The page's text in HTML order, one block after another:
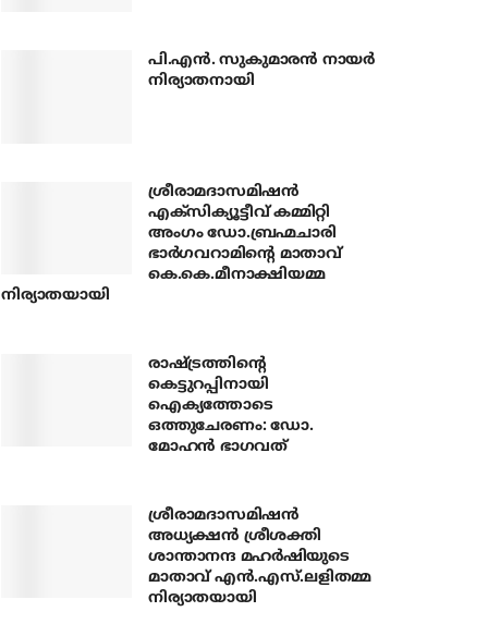
പി.എന്‍. സുകുമാരന്‍ നായര്‍
നിര്യാതനായി
ശ്രീരാമദാസമിഷന്‍
എക്‌സിക്യൂട്ടീവ് കമ്മിറ്റി
അംഗം ഡോ.ബ്രഹ്മചാരി
ഭാര്‍ഗവറാമിന്റെ മാതാവ്
കെ.കെ.മീനാക്ഷിയമ്മ
നിര്യാതയായി
രാഷ്ട്രത്തിന്റെ
കെട്ടുറപ്പിനായി
ഐക്യത്തോടെ
ഒത്തുചേരണം: ഡോ.
മോഹന്‍ ഭാഗവത്
ശ്രീരാമദാസമിഷന്‍
അധ്യക്ഷന്‍ ശ്രീശക്തി
ശാന്താനന്ദ മഹര്‍ഷിയുടെ
മാതാവ് എന്‍.എസ്.ലളിതമ്മ
നിര്യാതയായി